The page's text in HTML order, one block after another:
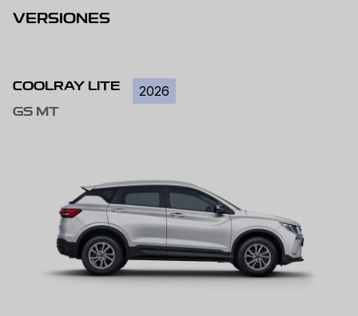
VERSIONES
COOLRAY LITE 2026
GS MT